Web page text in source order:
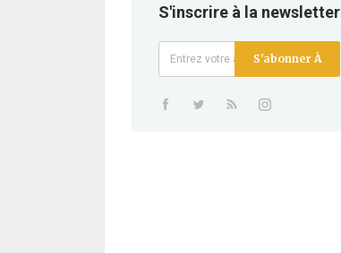
S'inscrire à la newsletter
S'abonner À